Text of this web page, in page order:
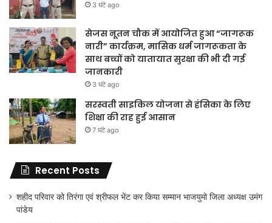
3 घंटे ago
सेजस नूतन चौक में आयोजित हुआ “जागरूक
नारी” कार्यक्रम, मासिक धर्म जागरूकता के
साथ बच्चों को यातायात सुरक्षा की भी दी गई
जानकारी
3 घंटे ago
सरस्वती साइकिल योजना से हंसिका के लिए
शिक्षा की राह हुई आसान
7 घंटे ago
Recent Posts
शहीद परिवार को तिरंगा एवं श्रीफल भेंट कर किया सम्मान भाजयुमो जिला अध्यक्ष उमंग
पांडेय